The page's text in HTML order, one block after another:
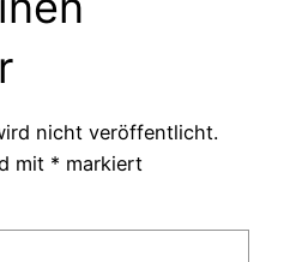
nicht veröffentlicht.
mit * markiert